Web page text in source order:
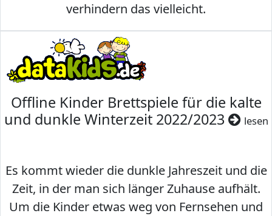
verhindern das vielleicht.
Offline Kinder Brettspiele für die kalte
und dunkle Winterzeit 2022/2023
lesen
Es kommt wieder die dunkle Jahreszeit und die
Zeit, in der man sich länger Zuhause aufhält.
Um die Kinder etwas weg von Fernsehen und